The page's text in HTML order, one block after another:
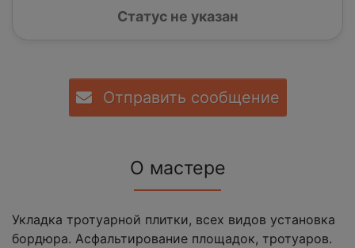
Статус не указан
Отправить сообщение
О мастере
Укладка тротуарной плитки, всех видов установка
бордюра. Асфальтирование площадок, тротуаров.